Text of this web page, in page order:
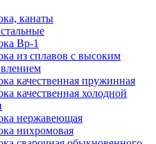
канаты
Вр-1
из сплавов с высоким
качественная пружинная
качественная холодной
нержавеющая
нихромовая